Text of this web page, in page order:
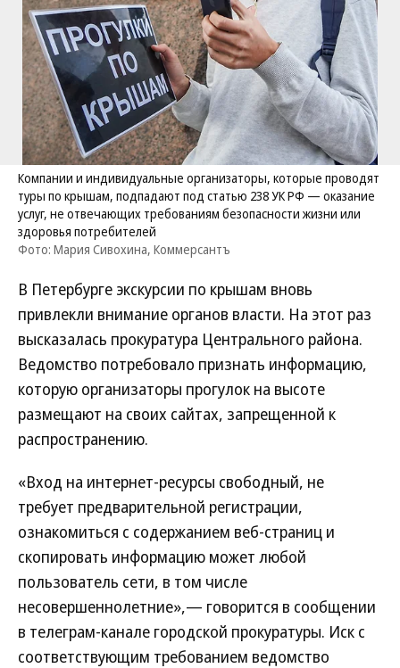
Компании и индивидуальные организаторы, которые проводят
туры по крышам, подпадают под статью 238 УК РФ — оказание
услуг, не отвечающих требованиям безопасности жизни или
здоровья потребителей
Фото: Мария Сивохина, Коммерсантъ
В Петербурге экскурсии по крышам вновь
привлекли внимание органов власти. На этот раз
высказалась прокуратура Центрального района.
Ведомство потребовало признать информацию,
которую организаторы прогулок на высоте
размещают на своих сайтах, запрещенной к
распространению.
«Вход на интернет-ресурсы свободный, не
требует предварительной регистрации,
ознакомиться с содержанием веб-страниц и
скопировать информацию может любой
пользователь сети, в том числе
несовершеннолетние»,— говорится в сообщении
в телеграм-канале городской прокуратуры. Иск с
соответствующим требованием ведомство